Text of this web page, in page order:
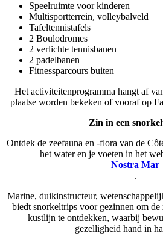
Speelruimte voor kinderen
Multisportterrein, volleybalveld
Tafeltennistafels
2 Boulodromes
2 verlichte tennisbanen
2 padelbanen
Fitnessparcours buiten
Het activiteitenprogramma hangt af
plaatse worden bekeken of vooraf op
Zin in een
Ontdek de zeefauna en -flora van de
het water en je voeten in het
Nostra Mar
.
Marine, duikinstructeur,
biedt snorkeltrips voor gezinnen om de
kustlijn te ontdekken, waarbij
gezelligheid hand in